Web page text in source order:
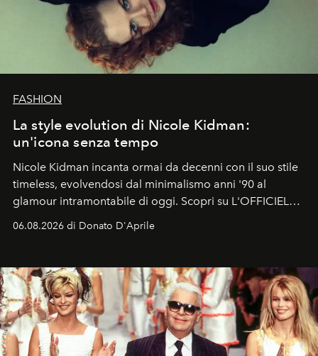
FASHION
La style evolution di Nicole Kidman:
un'icona senza tempo
Nicole Kidman incanta ormai da decenni con il suo stile
timeless, evolvendosi dal minimalismo anni '90 al
glamour intramontabile di oggi. Scopri su L'OFFICIEL
Italia la sua style evolution.
06.08.2026 di Donato D'Aprile